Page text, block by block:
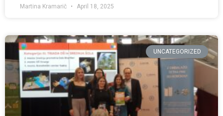
Martina Kramarič April 18, 2025
UNCATEGORIZED